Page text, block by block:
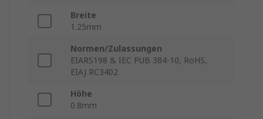
Breite
1.25mm
Normen/Zulassungen
EIARS198 & IEC PUB 384-10, RoHS,
EIAJ RC3402
Höhe
0.8mm